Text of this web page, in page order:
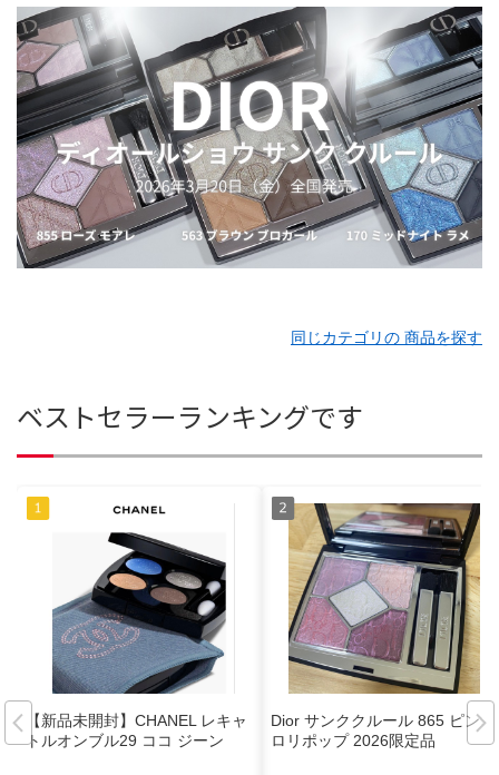
同じカテゴリの 商品を探す
ベストセラーランキングです
【新品未開封】CHANEL レキャ
トルオンブル29 ココ ジーン
Dior サンククルール 865 ピンク
ロリポップ 2026限定品